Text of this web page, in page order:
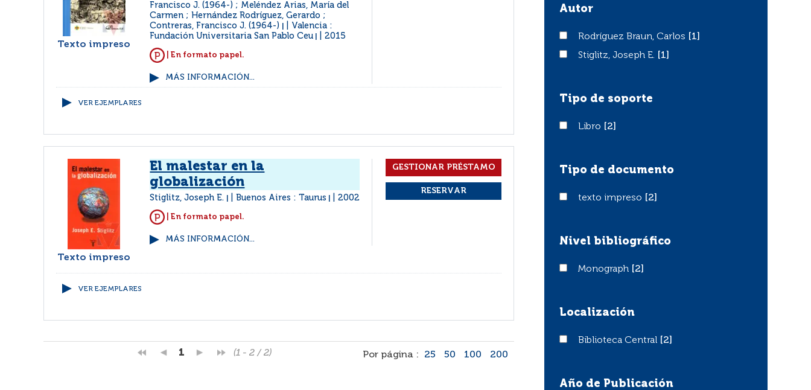
Texto impreso
Francisco J. (1964-) ; Meléndez Arias, María del
Carmen ; Hernández Rodríguez, Gerardo ;
Contreras, Francisco J. (1964-)
Valencia :
Fundación Universitaria San Pablo Ceu
2015
| En formato papel.
MÁS INFORMACIÓN...
VER EJEMPLARES
Texto impreso
El malestar en la
globalización
Stiglitz, Joseph E. Buenos Aires : Taurus 2002
| En formato papel.
MÁS INFORMACIÓN...
VER EJEMPLARES
1 (1 - 2 / 2) Por página : 25 50 100 200
Autor
Rodríguez Braun, Carlos
Rodríguez Braun, Carlos
[1]
Stiglitz, Joseph E.
Stiglitz, Joseph E. [1]
Tipo de soporte
LibroLibro [2]
Tipo de documento
texto impreso
texto impreso [2]
Nivel bibliográfico
Monograph
Monograph [2]
Localización
Biblioteca Central
Biblioteca Central [2]
Año de Publicación